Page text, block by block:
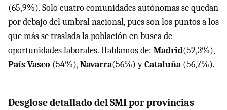
(65,9%). Solo cuatro comunidades autónomas se quedan
por debajo del umbral nacional, pues son los puntos a los
que más se traslada la población en busca de
oportunidades laborales. Hablamos de: Madrid(52,3%),
PaísVasco (54%),Navarra(56%) yCataluña (56,7%).
Desglose detallado del SMI por provincias